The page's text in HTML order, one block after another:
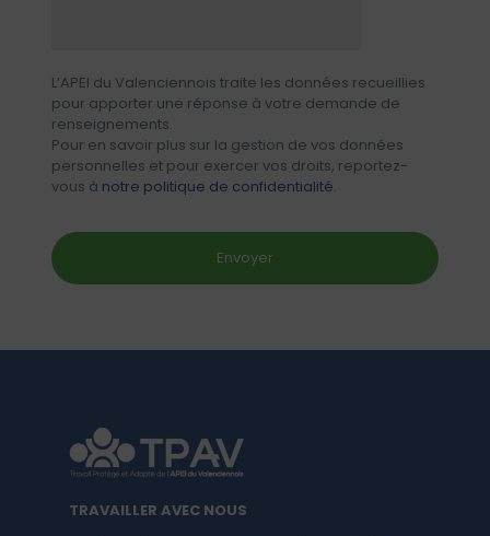
L’APEI du Valenciennois traite les données recueillies
pour apporter une réponse à votre demande de
renseignements.
Pour en savoir plus sur la gestion de vos données
personnelles et pour exercer vos droits, reportez-
vous à notre politique de confidentialité.
TRAVAILLER AVEC NOUS